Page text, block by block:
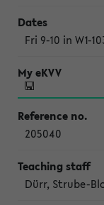
Fri 9-10 in W1-
205040
Dürr, Strube-